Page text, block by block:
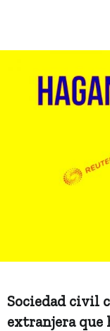
Sociedad civil
extranjera que